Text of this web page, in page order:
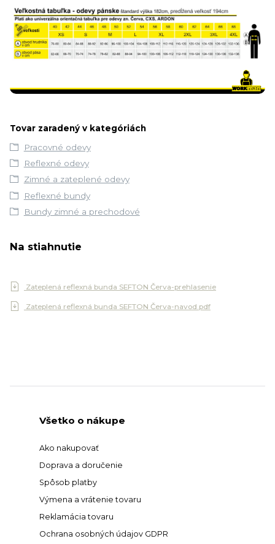
Tovar zaradený v kategóriách
Pracovné odevy
Reflexné odevy
Zimné a zateplené odevy
Reflexné bundy
Bundy zimné a prechodové
Na stiahnutie
Zateplená reflexná bunda SEFTON Červa-prehlasenie
Zateplená reflexná bunda SEFTON Červa-navod.pdf
Všetko o nákupe
Ako nakupovať
Doprava a doručenie
Spôsob platby
Výmena a vrátenie tovaru
Reklamácia tovaru
Ochrana osobných údajov GDPR